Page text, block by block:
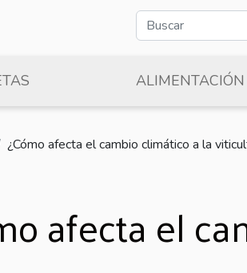
ALIMENTACIÓN
¿Cómo afecta el cambio climático a la
afecta el